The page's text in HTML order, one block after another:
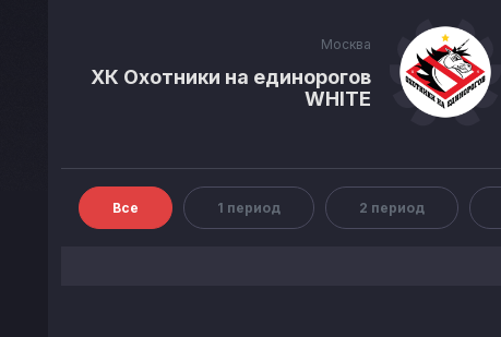
Москва
ХК Охотники на единорогов
WHITE
Все 1 период 2 период